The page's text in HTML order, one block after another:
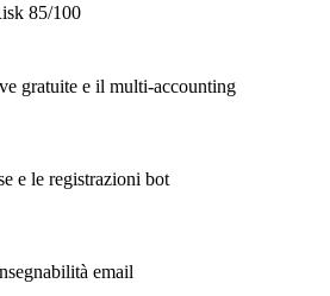
85/100
gratuite e il multi-accounting
e le registrazioni bot
email